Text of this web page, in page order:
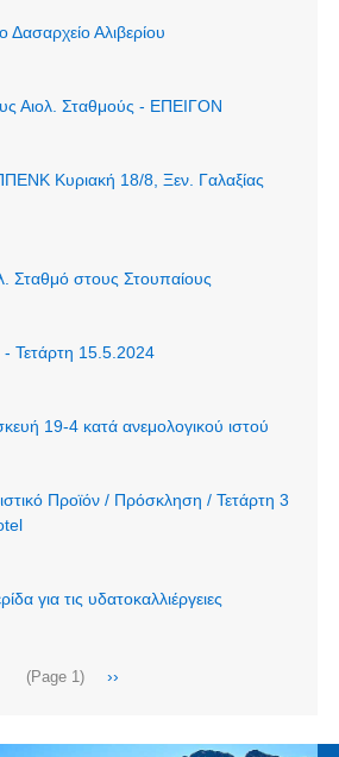
Δασαρχείο Αλιβερίου
Αιολ. Σταθμούς - ΕΠΕΙΓΟΝ
Κυριακή 18/8, Ξεν. Γαλαξίας
Σταθμό στους Στουπαίους
- Τετάρτη 15.5.2024
19-4 κατά ανεμολογικού ιστού
Προϊόν / Πρόσκληση / Τετάρτη 3
για τις υδατοκαλλιέργειες
(Page 1)
Next
››